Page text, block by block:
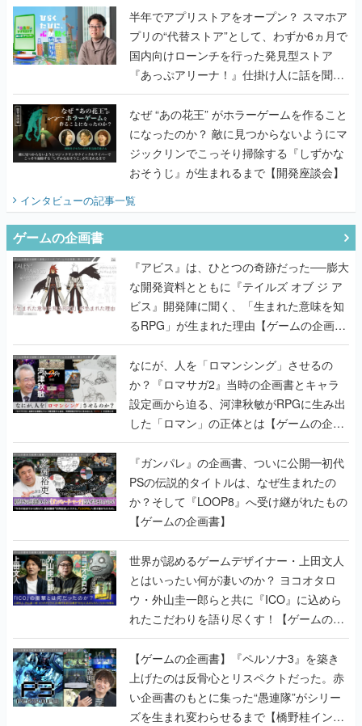
半年でアプリストアをオープン？ スマホア
プリの“代替ストア”として、わずか6ヵ月で
国内向けローンチを行った発見型ストア
『あっぷアリーナ！』仕掛け人に話を聞い
てみた
なぜ “あの花王” がホラーゲームを作ること
になったのか？ 敵に見つからないようにマ
ジックリンでこっそり掃除する『しずかな
おそうじ』が生まれるまで【開発座談会】
インタビューの記事一覧
ゲームの企画書
『アビス』は、ひとつの奇跡だった──膨大
な開発資料とともに『テイルズ オブ ジ ア
ビス』開発陣に聞く、「生まれた意味を知
るRPG」が生まれた理由【ゲームの企画
書】
なにが、人を「ロマンシング」させるの
か？『ロマサガ2』当時の企画書とキャラ
設定画から迫る、河津秋敏がRPGに生み出
した「ロマン」の正体とは【ゲームの企画
書】
『ガンパレ』の企画書、ついに公開━初代
PSの伝説的タイトルは、なぜ生まれたの
か？そして『LOOP8』へ受け継がれたもの
【ゲームの企画書】
世界が認めるゲームデザイナー・上田文人
とはいったい何が凄いのか？ ヨコオタロ
ウ・外山圭一郎らと共に『ICO』に込めら
れたこだわりを語り尽くす！【ゲームの企
画書】
【ゲームの企画書】『ペルソナ3』を築き
上げたのは反骨心とリスペクトだった。赤
い企画書のもとに集った“愚連隊”がシリー
ズを生まれ変わらせるまで【橋野桂インタ